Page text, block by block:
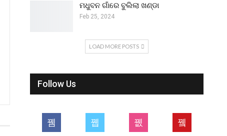
ମଧୁବନ ଗାଁରେ ବୁଲିଲା ଖଣ୍ଡା
Feb 25, 2024
LOAD MORE POSTS
Follow Us